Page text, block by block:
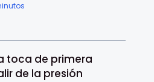
toca de primera
de la presión